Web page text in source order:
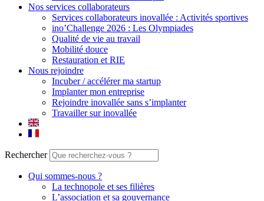
Nos services collaborateurs
Services collaborateurs inovallée : Activités sportives
ino’Challenge 2026 : Les Olympiades
Qualité de vie au travail
Mobilité douce
Restauration et RIE
Nous rejoindre
Incuber / accélérer ma startup
Implanter mon entreprise
Rejoindre inovallée sans s’implanter
Travailler sur inovallée
Rechercher
Qui sommes-nous ?
La technopole et ses filières
L’association et sa gouvernance